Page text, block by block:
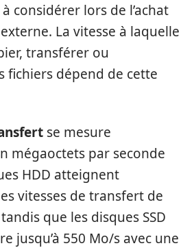
considérer lors de l’achat
La vitesse à laquelle
transférer ou
fichiers dépend de cette
se mesure
mégaoctets par seconde
HDD atteignent
vitesses de transfert de
que les disques SSD
jusqu’à 550 Mo/s avec une